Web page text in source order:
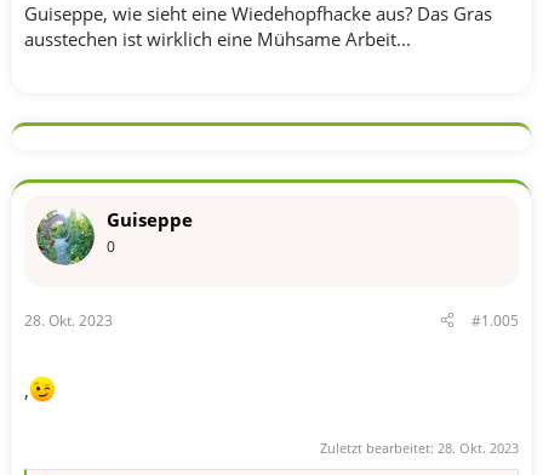
Guiseppe, wie sieht eine Wiedehopfhacke aus? Das Gras
ausstechen ist wirklich eine Mühsame Arbeit...
Guiseppe
0
28. Okt. 2023 #1.005
,
Zuletzt bearbeitet: 28. Okt. 2023